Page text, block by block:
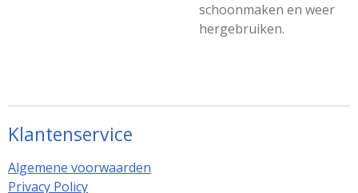
schoonmaken en weer
hergebruiken.
Klantenservice
Algemene voorwaarden
Privacy Policy